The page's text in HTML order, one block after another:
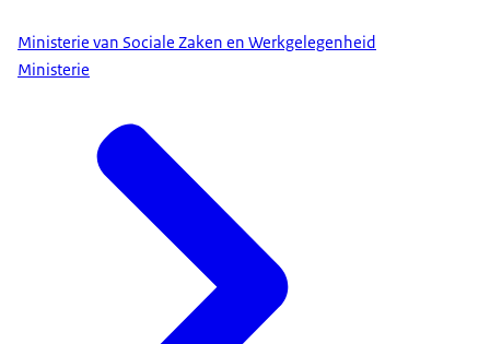
Ministerie van Sociale Zaken en Werkgelegenheid
Ministerie